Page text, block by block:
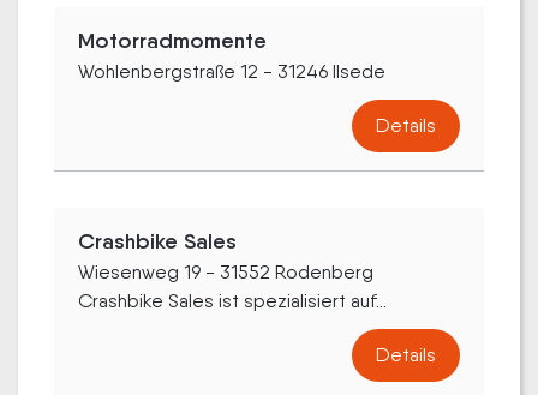
Motorradmomente
Wohlenbergstraße 12 - 31246 Ilsede
Details
Crashbike Sales
Wiesenweg 19 - 31552 Rodenberg
Crashbike Sales ist spezialisiert auf...
Details